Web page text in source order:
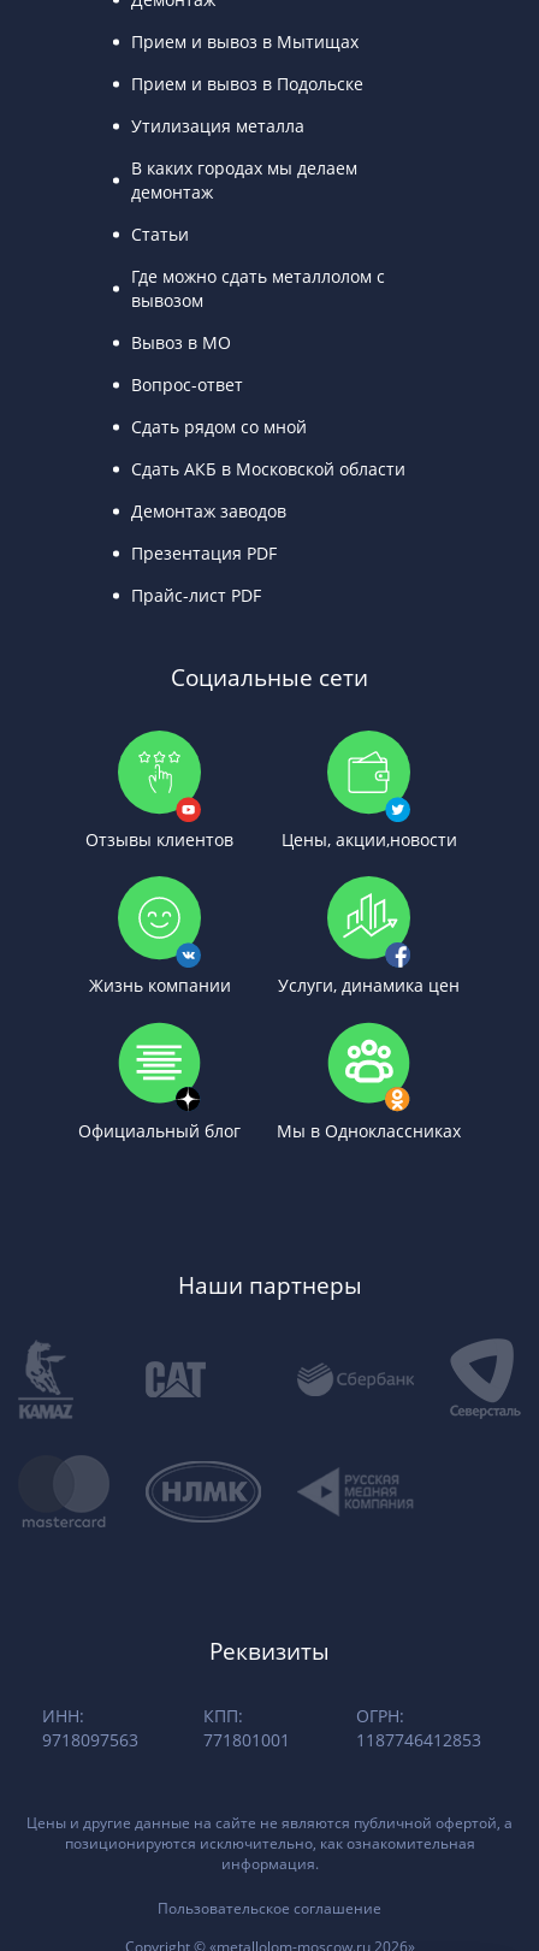
Прием и вывоз в Мытищах
Прием и вывоз в Подольске
Утилизация металла
В каких городах мы делаем
демонтаж
Статьи
Где можно сдать металлолом с
вывозом
Вывоз в МО
Вопрос-ответ
Сдать рядом со мной
Сдать АКБ в Московской области
Демонтаж заводов
Презентация PDF
Прайс-лист PDF
Социальные сети
Отзывы клиентов Цены, акции,новости
Жизнь компании Услуги, динамика цен
Официальный блог Мы в Одноклассниках
Наши партнеры
Реквизиты
ИНН:
9718097563
КПП:
771801001
ОГРН:
1187746412853
Цены и другие данные на сайте не являются публичной офертой, а
позиционируются исключительно, как ознакомительная
информация.
Пользовательское соглашение